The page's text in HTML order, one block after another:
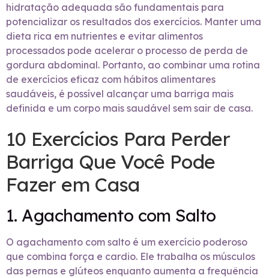
hidratação adequada são fundamentais para
potencializar os resultados dos exercícios. Manter uma
dieta rica em nutrientes e evitar alimentos
processados pode acelerar o processo de perda de
gordura abdominal. Portanto, ao combinar uma rotina
de exercícios eficaz com hábitos alimentares
saudáveis, é possível alcançar uma barriga mais
definida e um corpo mais saudável sem sair de casa.
10 Exercícios Para Perder
Barriga Que Você Pode
Fazer em Casa
1. Agachamento com Salto
O agachamento com salto é um exercício poderoso
que combina força e cardio. Ele trabalha os músculos
das pernas e glúteos enquanto aumenta a frequência